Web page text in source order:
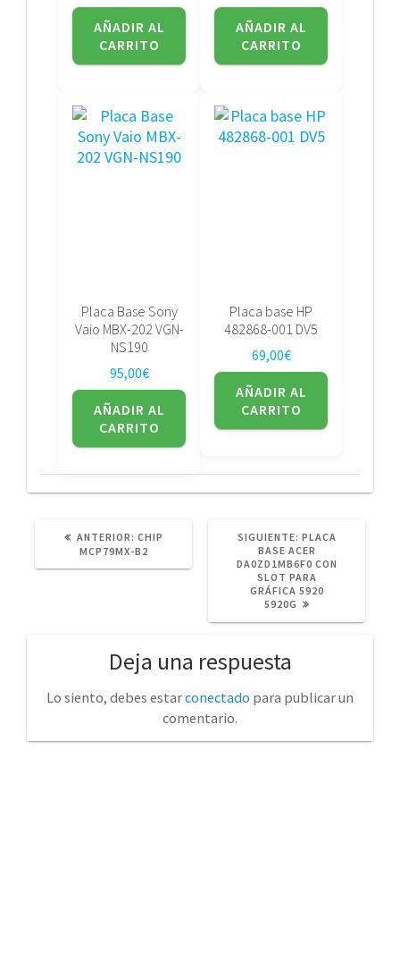
AÑADIR AL
CARRITO
AÑADIR AL
CARRITO
Placa Base Sony
Vaio MBX-202 VGN-
NS190
95,00€
AÑADIR AL
CARRITO
Placa base HP
482868-001 DV5
69,00€
AÑADIR AL
CARRITO
ANTERIOR: POST
ANTERIOR:
CHIP
MCP79MX-B2
SIGUIENTE: SIGUIENTE
POST:
PLACA
BASE ACER
DA0ZD1MB6F0 CON
SLOT PARA
GRÁFICA 5920
5920G
Deja una respuesta
Lo siento, debes estarconectado para publicar un
comentario.